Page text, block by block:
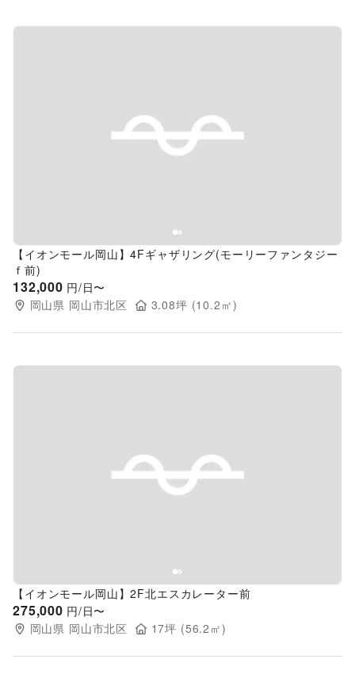
Previous slide
【イオンモール岡山】4Fギャザリング(モーリーファンタジー
ｆ前)
132,000 円/日〜
岡山県 岡山市北区 3.08坪 (10.2 ㎡)
Previous slide
【イオンモール岡山】2F北エスカレーター前
275,000 円/日〜
岡山県 岡山市北区 17坪 (56.2 ㎡)